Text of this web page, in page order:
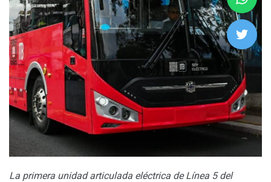
La primera unidad articulada eléctrica deLínea 5 del